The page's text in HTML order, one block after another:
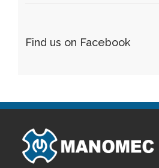
Find us on Facebook